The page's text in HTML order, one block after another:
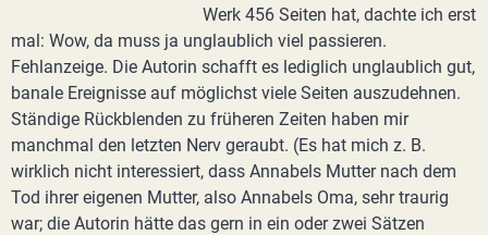
Werk 456 Seiten hat, dachte ich erst
mal: Wow, da muss ja unglaublich viel passieren.
Fehlanzeige. Die Autorin schafft es lediglich unglaublich gut,
banale Ereignisse auf möglichst viele Seiten auszudehnen.
Ständige Rückblenden zu früheren Zeiten haben mir
manchmal den letzten Nerv geraubt. (Es hat mich z. B.
wirklich nicht interessiert, dass Annabels Mutter nach dem
Tod ihrer eigenen Mutter, also Annabels Oma, sehr traurig
war; die Autorin hätte das gern in ein oder zwei Sätzen